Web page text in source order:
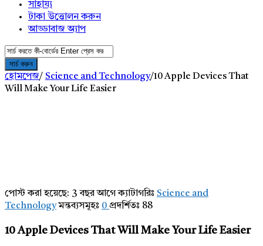
সাহায্য
টাকা উত্তোলন করুন
আড্ডাবাজ অ্যাপ
হোমপেজ/ Science and Technology/10 Apple Devices That
Will Make Your Life Easier
AddaBuzz.net
Articles
পোস্ট করা হয়েছে: 3 বছর আগে ক্যাটাগরিঃ Science and
Technologyমন্তব্যসমূহঃ 0 প্রদর্শিতঃ 88
10 Apple Devices That Will Make Your Life Easier